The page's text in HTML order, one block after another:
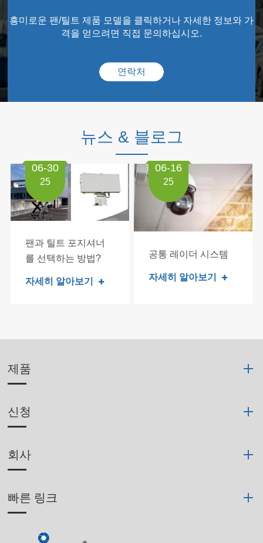
흥미로운 팬/틸트 제품 모델을 클릭하거나 자세한 정보와 가
격을 얻으려면 직접 문의하십시오.
연락처
뉴스 & 블로그
06-30
25
팬과 틸트 포지셔너
를 선택하는 방법?
자세히 알아보기
06-16
25
공통 레이더 시스템
자세히 알아보기
제품
신청
회사
빠른 링크